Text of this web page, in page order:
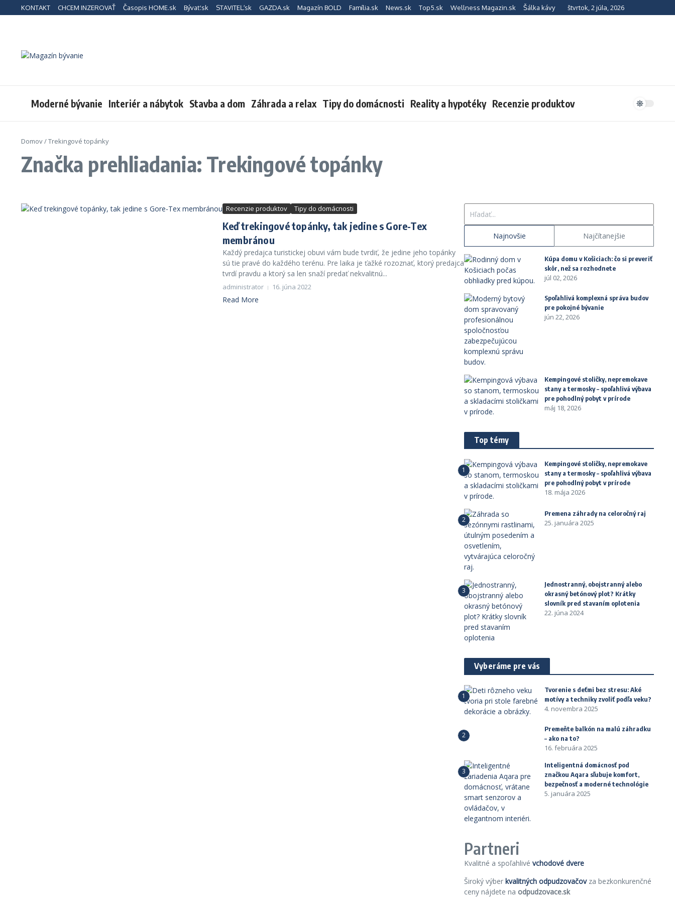
Preskočiť na obsah
KONTAKT CHCEM INZEROVAŤ Časopis HOME.sk Bývať.sk STAVITEĽ.sk GAZDA.sk Magazín BOLD Família.sk News.sk Top5.sk Wellness Magazin.sk Šálka kávy štvrtok, 2 júla, 2026
Moderné bývanie Interiér a nábytok Stavba a dom Záhrada a relax Tipy do domácnosti Reality a hypotéky Recenzie produktov
Domov/Trekingové topánky
Značka prehliadania: Trekingové topánky
Recenzie produktov Tipy do domácnosti
Keď trekingové topánky, tak jedine s Gore-Tex
membránou
Každý predajca turistickej obuvi vám bude tvrdiť, že jedine jeho topánky
sú tie pravé do každého terénu. Pre laika je ťažké rozoznať, ktorý predajca
tvrdí pravdu a ktorý sa len snaží predať nekvalitnú...
administrator 16. júna 2022
Read More
Najnovšie Najčítanejšie
Kúpa domu v Košiciach: čo si preveriť
skôr, než sa rozhodnete
júl 02, 2026
Spoľahlivá komplexná správa budov
pre pokojné bývanie
jún 22, 2026
Kempingové stoličky, nepremokave
stany a termosky – spoľahlivá výbava
pre pohodlný pobyt v prírode
máj 18, 2026
Top témy
1
Kempingové stoličky, nepremokave
stany a termosky – spoľahlivá výbava
pre pohodlný pobyt v prírode
18. mája 2026
2
Premena záhrady na celoročný raj
25. januára 2025
3
Jednostranný, obojstranný alebo
okrasný betónový plot? Krátky
slovník pred stavaním oplotenia
22. júna 2024
Vyberáme pre vás
1
Tvorenie s deťmi bez stresu: Aké
motívy a techniky zvoliť podľa veku?
4. novembra 2025
2
Premeňte balkón na malú záhradku
– ako na to?
16. februára 2025
3
Inteligentná domácnosť pod
značkou Aqara sľubuje komfort,
bezpečnosť a moderné technológie
5. januára 2025
Partneri
Kvalitné a spoľahlivé vchodové dvere
Široký výber kvalitných odpudzovačovza bezkonkurenčné
ceny nájdete na odpudzovace.sk